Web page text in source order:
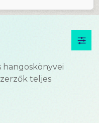
hangoskönyvei
teljes